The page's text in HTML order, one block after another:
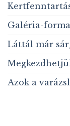
Galéria-
Láttál már
Azok a